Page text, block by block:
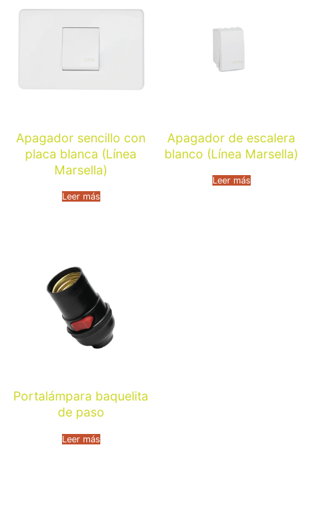
Apagador sencillo con
placa blanca (Línea
Marsella)
Leer más
Apagador de escalera
blanco (Línea Marsella)
Leer más
Portalámpara baquelita
de paso
Leer más